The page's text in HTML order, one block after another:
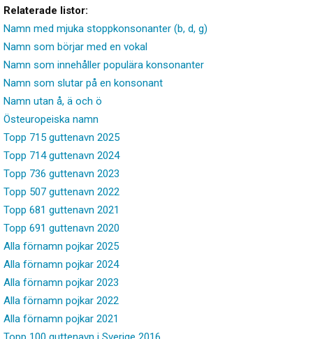
Relaterade listor:
Namn med mjuka stoppkonsonanter (b, d, g)
Namn som börjar med en vokal
Namn som innehåller populära konsonanter
Namn som slutar på en konsonant
Namn utan å, ä och ö
Östeuropeiska namn
Topp 715 guttenavn 2025
Topp 714 guttenavn 2024
Topp 736 guttenavn 2023
Topp 507 guttenavn 2022
Topp 681 guttenavn 2021
Topp 691 guttenavn 2020
Alla förnamn pojkar 2025
Alla förnamn pojkar 2024
Alla förnamn pojkar 2023
Alla förnamn pojkar 2022
Alla förnamn pojkar 2021